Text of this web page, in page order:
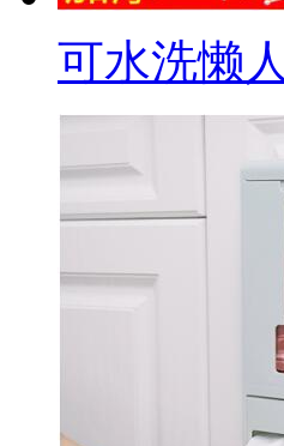
可水洗懒